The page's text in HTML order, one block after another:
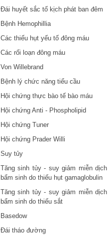
Đái huyết sắc tố kịch phát ban đêm
Bệnh Hemophillia
Các thiếu hụt yếu tố đông máu
Các rối loạn đông máu
Von Willebrand
Bệnh lý chức năng tiểu cầu
Hội chứng thực bào tế bào máu
Hội chứng Anti - Phospholipid
Hội chứng Tuner
Hội chứng Prader Willi
Suy tủy
Tăng sinh tủy - suy giảm miễn dịch
bẩm sinh do thiếu hụt gamaglobulin
Tăng sinh tủy - suy giảm miễn dịch
bẩm sinh do thiếu sắt
Basedow
Đái tháo đường